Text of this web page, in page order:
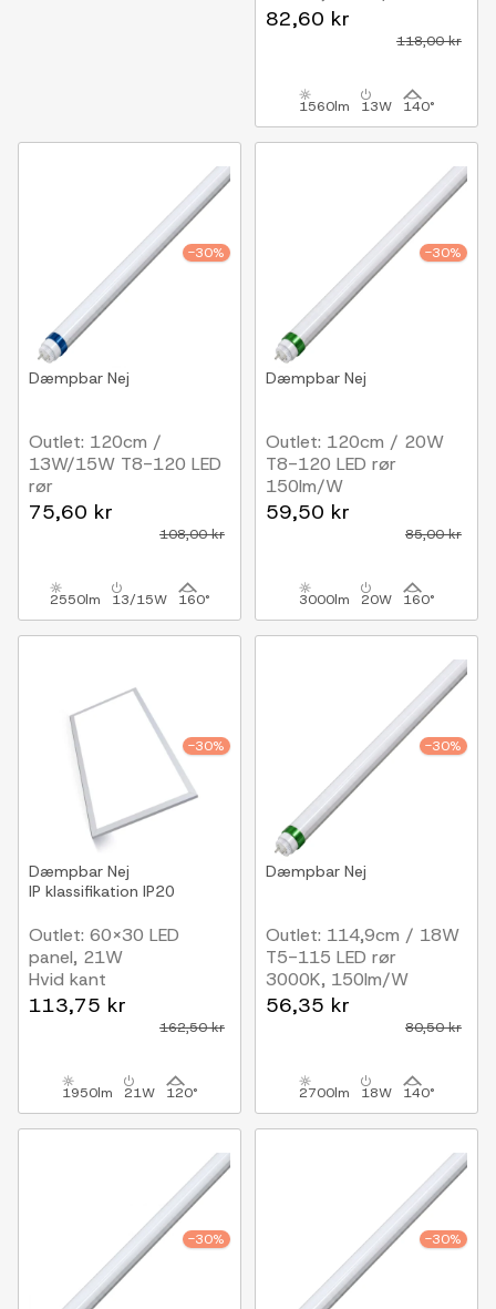
82,60 kr
118,00 kr
1560lm 13W 140°
-30%
Dæmpbar Nej
Outlet: 120cm /
13W/15W T8-120 LED
rør
3300K, 170lm/W
75,60 kr
108,00 kr
2550lm 13/15W 160°
-30%
Dæmpbar Nej
Outlet: 120cm / 20W
T8-120 LED rør
150lm/W
59,50 kr
85,00 kr
3000lm 20W 160°
-30%
Dæmpbar Nej
IP klassifikation IP20
Outlet: 60x30 LED
panel, 21W
Hvid kant
113,75 kr
162,50 kr
1950lm 21W 120°
-30%
Dæmpbar Nej
Outlet: 114,9cm / 18W
T5-115 LED rør
3000K, 150lm/W
56,35 kr
80,50 kr
2700lm 18W 140°
-30% -30%